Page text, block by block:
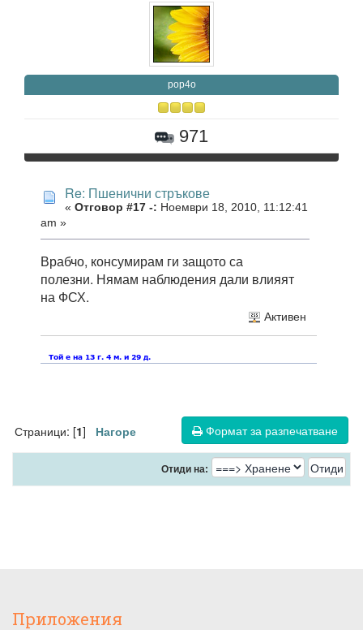
pop4o
971
Re: Пшенични стръкове
« Отговор #17 -: Ноември 18, 2010, 11:12:41
am »
Врабчо, консумирам ги защото са
полезни. Нямам наблюдения дали влияят
на ФСХ.
Активен
Формат за разпечатване
Страници: [1] Нагоре
Отиди на:
Приложения